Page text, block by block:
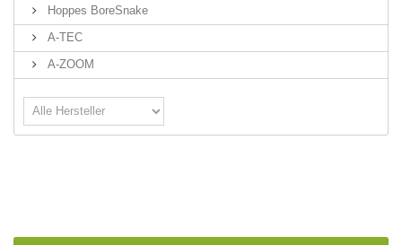
Hoppes BoreSnake
A-TEC
A-ZOOM